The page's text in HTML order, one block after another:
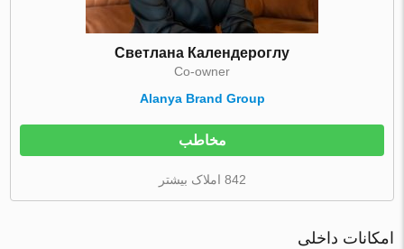
Светлана Календероглу
Co-owner
Alanya Brand Group
مخاطب
842 املاک بیشتر
امکانات داخلی